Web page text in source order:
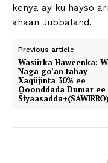
kenya ay ku hayso
ahaan Jubbaland.
Previous article
Wasiirka Haweenka:
Naga go’an tahay
Xaqiijinta 30% ee
Qoonddada Dumar ee